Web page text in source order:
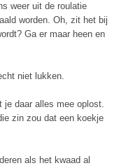
weer uit de roulatie
worden. Oh, zit het bij
Ga er maar heen en
niet lukken.
je daar alles mee oplost.
zin zou dat een koekje
als het kwaad al